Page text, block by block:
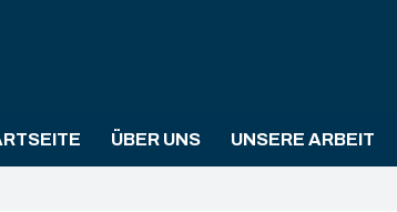
ÜBER UNS UNSERE ARBEIT